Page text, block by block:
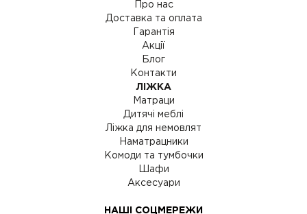
Про нас
Доставка та оплата
Гарантія
Акції
Блог
Контакти
ЛІЖКА
Матраци
Дитячі меблі
Ліжка для немовлят
Наматрацники
Комоди та тумбочки
Шафи
Аксесуари
НАШІ СОЦМЕРЕЖИ